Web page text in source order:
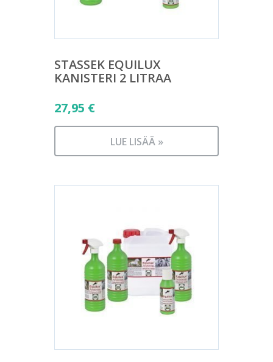
STASSEK EQUILUX
KANISTERI 2 LITRAA
27,95 €
LUE LISÄÄ »